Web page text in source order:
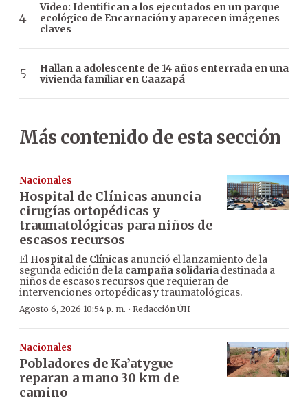
Video: Identifican a los ejecutados en un parque
ecológico de Encarnación y aparecen imágenes
claves
Hallan a adolescente de 14 años enterrada en una
vivienda familiar en Caazapá
Más contenido de esta sección
Nacionales
Hospital de Clínicas anuncia
cirugías ortopédicas y
traumatológicas para niños de
escasos recursos
El Hospital de Clínicas anunció el lanzamiento de la
segunda edición de la campaña solidaria destinada a
niños de escasos recursos que requieran de
intervenciones ortopédicas y traumatológicas.
Agosto 6, 2026 10:54 p. m. · Redacción ÚH
Nacionales
Pobladores de Ka’atygue
reparan a mano 30 km de
camino